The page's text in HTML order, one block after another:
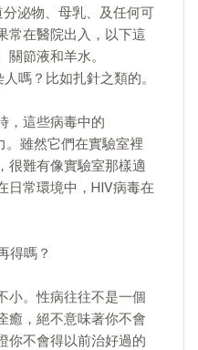
泌物、母乳、及任何可
常在醫院出入，以下這
節液和羊水。
嗎？比如扎針之類的。
，這些病毒中的
。雖然它們在實驗室裡
很難有像實驗室那樣適
日常環境中，HIV病毒在
得嗎？
小。性病往往不是一個
癒，絕不意味著你不會
你不會得以前治好過的